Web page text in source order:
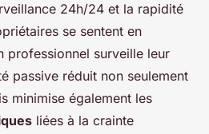
24h/24 et la rapidité
se sentent en
professionnel surveille leur
passive réduit non seulement
minimise également les
liées à la crainte